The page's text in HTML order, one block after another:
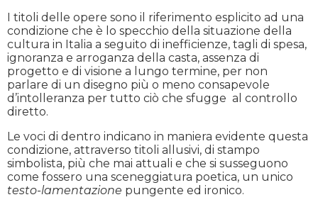
I titoli delle opere sono il riferimento esplicito ad una
condizione che è lo specchio della situazione della
cultura in Italia a seguito di inefficienze, tagli di spesa,
ignoranza e arroganza della casta, assenza di
progetto e di visione a lungo termine, per non
parlare di un disegno più o meno consapevole
d’intolleranza per tutto ciò che sfugge al controllo
diretto.
Le voci di dentro indicano in maniera evidente questa
condizione, attraverso titoli allusivi, di stampo
simbolista, più che mai attuali e che si susseguono
come fossero una sceneggiatura poetica, un unico
testo-lamentazione pungente ed ironico.